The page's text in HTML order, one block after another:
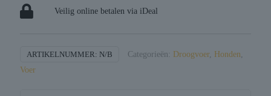
Veilig online betalen via iDeal
ARTIKELNUMMER: N/B Categorieën: Droogvoer, Honden,
Voer